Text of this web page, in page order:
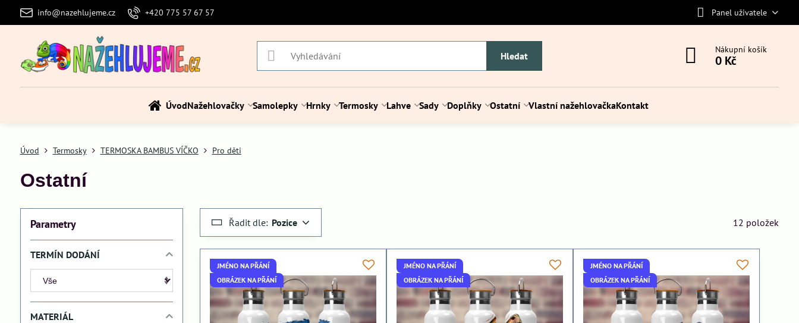
info@nazehlujeme.cz +420 775 57 67 57 Panel uživatele
Hledat
Nákupní košík
0 Kč
ÚvodNažehlovačky Samolepky Hrnky Termosky Lahve Sady Doplňky Ostatní Vlastní nažehlovačkaKontakt
Úvod Termosky TERMOSKA BAMBUS VÍČKO Pro děti
Ostatní
Řadit dle: Pozice 12 položek
JMÉNO NA PŘÁNÍ
OBRÁZEK NA PŘÁNÍ
JMÉNO NA PŘÁNÍ
OBRÁZEK NA PŘÁNÍ
JMÉNO NA PŘÁNÍ
OBRÁZEK NA PŘÁNÍ
Parametry
TERMÍN DODÁNÍ
MATERIÁL